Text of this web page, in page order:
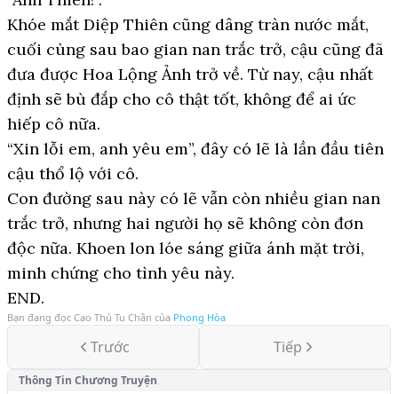
Khóe mắt Diệp Thiên cũng dâng tràn nước mắt,
cuối cùng sau bao gian nan trắc trở, cậu cũng đã
đưa được Hoa Lộng Ảnh trở về. Từ nay, cậu nhất
định sẽ bù đắp cho cô thật tốt, không để ai ức
hiếp cô nữa.
“Xin lỗi em, anh yêu em”, đây có lẽ là lần đầu tiên
cậu thổ lộ với cô.
Con đường sau này có lẽ vẫn còn nhiều gian nan
trắc trở, nhưng hai người họ sẽ không còn đơn
độc nữa. Khoen lon lóe sáng giữa ánh mặt trời,
minh chứng cho tình yêu này.
END.
Bạn đang đọc Cao Thủ Tu Chân của Phong Hòa
Trước Tiếp
Thông Tin Chương Truyện